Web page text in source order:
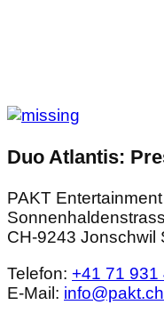
Duo Atlantis:
PAKT
CH-9243 Jonschwil
Telefon: +41 71 931
E-Mail: info@pakt.ch